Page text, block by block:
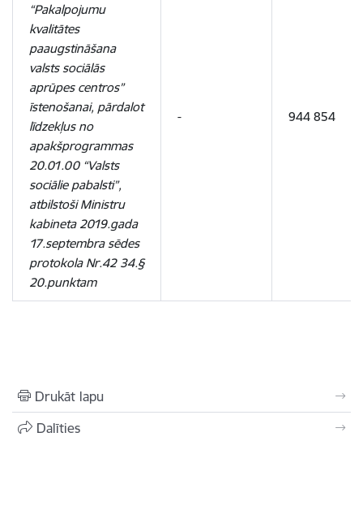
“Pakalpojumu
kvalitātes
paaugstināšana
valsts sociālās
aprūpes centros”
īstenošanai, pārdalot
līdzekļus no
apakšprogrammas
20.01.00 “Valsts
sociālie pabalsti”,
atbilstoši Ministru
kabineta 2019.gada
17.septembra sēdes
protokola Nr.42 34.§
20.punktam
- 944 854
Drukāt lapu
Dalīties